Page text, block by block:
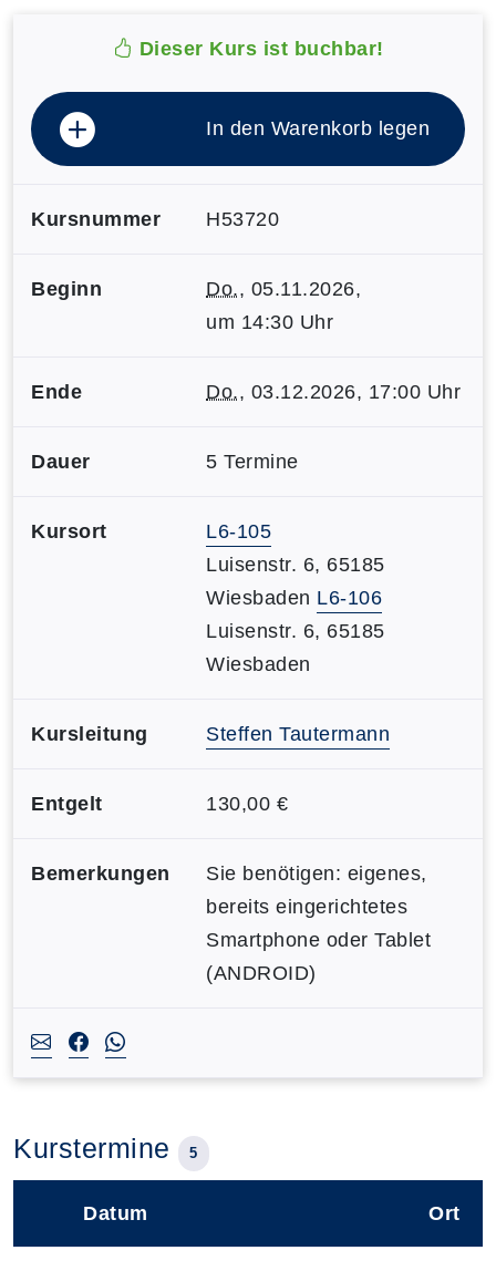
Dieser Kurs ist buchbar!
In den Warenkorb legen
Kursnummer H53720
Beginn Do., 05.11.2026,
um 14:30 Uhr
Ende Do., 03.12.2026, 17:00 Uhr
Dauer 5 Termine
Kursort
L6-105
Luisenstr. 6, 65185
Wiesbaden L6-106
Luisenstr. 6, 65185
Wiesbaden
Kursleitung Steffen Tautermann
Entgelt 130,00 €
Bemerkungen
Sie benötigen: eigenes,
bereits eingerichtetes
Smartphone oder Tablet
(ANDROID)
Kurstermine 5
Datum Ort